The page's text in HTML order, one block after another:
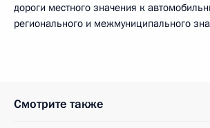
дороги местного значения к
регионального и межмуниципального
Смотрите также